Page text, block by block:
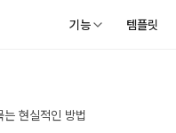
기능 템플릿
현실적인 방법